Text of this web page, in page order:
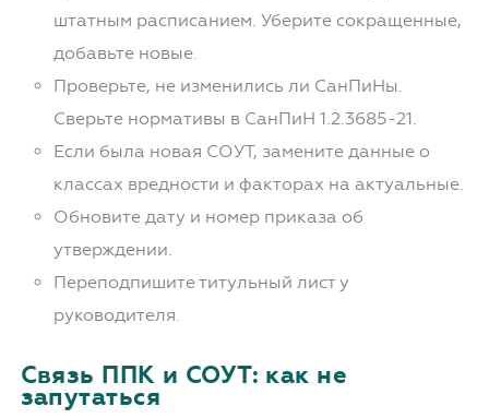
штатным расписанием. Уберите сокращенные,
добавьте новые.
Проверьте, не изменились ли СанПиНы.
Сверьте нормативы в СанПиН 1.2.3685-21.
Если была новая СОУТ, замените данные о
классах вредности и факторах на актуальные.
Обновите дату и номер приказа об
утверждении.
Переподпишите титульный лист у
руководителя.
Связь ППК и СОУТ: как не
запутаться